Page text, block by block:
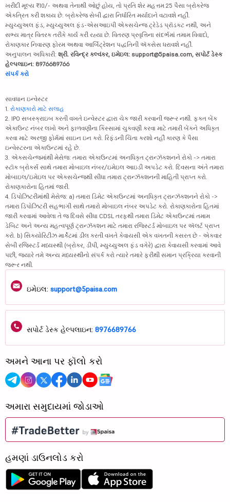
ખરીદી મૂલ્ય ₹10/- અથવા તેનાથી ઓછું હોય, તો પ્રતિ શેર મહત્તમ 25 પૈસા બ્રોકરેજ
એકત્રિત કરી શકાય છે. બ્રોકરેજ સેબી દ્વારા નિર્ધારિત મર્યાદાને વટાવશે નહીં.
મ્યુચ્યુઅલ ફંડ, મ્યુચ્યુઅલ ફંડ-એસઆઇપી એક્સચેન્જ ટ્રેડેડ પ્રૉડક્ટ નથી, અને
સભ્ય માત્ર વિતરક તરીકે કાર્ય કરી રહ્યા છે. વિતરણ પ્રવૃત્તિના સંદર્ભમાં તમામ વિવાદો,
રોકાણકાર નિવારણ ફોરમ અથવા આર્બિટ્રેશન પદ્ધતિની ઍક્સેસ ધરાવશે નહીં.
અનુપાલન અધિકારી: શ્રી. રવિન્દ્ર કલ્વંકર, ઇમેઇલ: support@5paisa.com, સપોર્ટ ડેસ્ક
હેલ્પલાઇન: 8976689766
સંપર્ક કરો
સાવધાન ઇન્વેસ્ટર
1. રોકાણકારો માટે સલાહ
2. IPO સબસ્ક્રાઇબ કરતી વખતે ઇન્વેસ્ટર દ્વારા ચેક જારી કરવાની જરૂર નથી. ફક્ત બેંક
એકાઉન્ટ નંબર લખો અને ફાળવણીના કિસ્સામાં ચુકવણી કરવા માટે તમારી બેંકને અધિકૃત
કરવા માટે અરજી ફોર્મમાં સાઇન ઇન કરો. રિફંડની ચિંતા કરશો નહીં કારણ કે પૈસા
ઇન્વેસ્ટરના એકાઉન્ટમાં રહે છે.
3. એક્સચેન્જમાંથી મેસેજ: તમારા એકાઉન્ટમાં અનધિકૃત ટ્રાન્ઝૅક્શનને રોકો -> તમારા
સ્ટૉક બ્રોકર્સ સાથે તમારા મોબાઇલ નંબર/ઇમેઇલ આઇડી અપડેટ કરો. દિવસના અંતે તમારા
મોબાઇલ/ઇમેઇલ પર એક્સચેન્જથી સીધા તમારા ટ્રાન્ઝૅક્શનની માહિતી પ્રાપ્ત કરો.
રોકાણકારોના હિતમાં જારી.
4. ડિપોઝિટરીમાંથી મેસેજ: a) તમારા ડિમેટ એકાઉન્ટમાં અનધિકૃત ટ્રાન્ઝૅક્શનને રોકો ->
તમારા ડિપોઝિટરી સહભાગી સાથે તમારો મોબાઇલ નંબર અપડેટ કરો. રોકાણકારોના હિતમાં
જારી કરવામાં આવેલા તે જ દિવસે સીધા CDSL તરફથી તમારા ડિમેટ એકાઉન્ટમાં તમામ
ડેબિટ અને અન્ય મહત્વપૂર્ણ ટ્રાન્ઝૅક્શન માટે તમારા રજિસ્ટર્ડ મોબાઇલ પર ઍલર્ટ પ્રાપ્ત
કરો. b) સિક્યોરિટીઝ માર્કેટમાં ડીલ કરતી વખતે કેવાયસી એક વખતની કસરત છે - એકવાર
સેબી રજિસ્ટર્ડ મધ્યસ્થી (બ્રોકર, ડીપી, મ્યુચ્યુઅલ ફંડ વગેરે) દ્વારા કેવાયસી કરવામાં આવે
પછી, જ્યારે તમે અન્ય મધ્યસ્થીનો સંપર્ક કરો ત્યારે તમારે ફરીથી સમાન પ્રક્રિયા કરવાની
જરૂર નથી.
ઇમેઇલ: support@5paisa.com
સપોર્ટ ડેસ્ક હેલ્પલાઇન: 8976689766
અમને આના પર ફૉલો કરો
અમારા સમુદાયમાં જોડાઓ
હમણાં ડાઉનલોડ કરો